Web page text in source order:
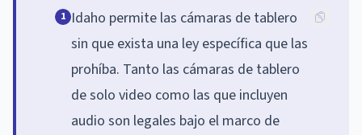
1 Idaho permite las cámaras de tablero
sin que exista una ley específica que las
prohíba. Tanto las cámaras de tablero
de solo video como las que incluyen
audio son legales bajo el marco de